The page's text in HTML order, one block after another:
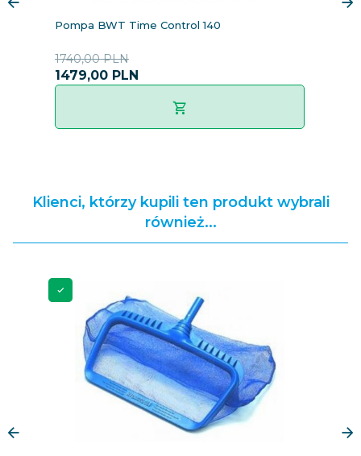
Pompa BWT Time Control 140
1479,00 PLN
1740,00 PLN
Klienci, którzy kupili ten produkt wybrali
również...